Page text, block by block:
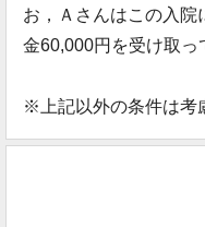
お，Ａさんはこの入院
金60,000円を受け取っ
※上記以外の条件は考